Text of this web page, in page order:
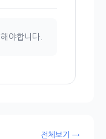
해야합니다.
전체보기 →